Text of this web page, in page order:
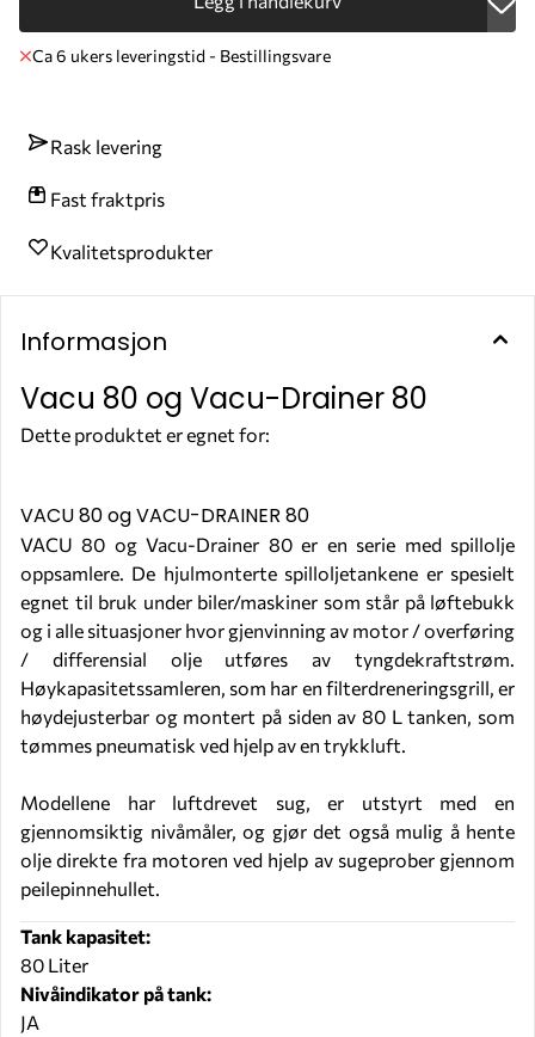
Ca 6 ukers leveringstid - Bestillingsvare
Rask levering
Fast fraktpris
Kvalitetsprodukter
Informasjon
Vacu 80 og Vacu-Drainer 80
Dette produktet er egnet for:
VACU 80 og VACU-DRAINER 80
VACU 80 og Vacu-Drainer 80 er en serie med spillolje
oppsamlere. De hjulmonterte spilloljetankene er spesielt
egnet til bruk under biler/maskiner som står på løftebukk
og i alle situasjoner hvor gjenvinning av motor / overføring
/ differensial olje utføres av tyngdekraftstrøm.
Høykapasitetssamleren, som har en filterdreneringsgrill, er
høydejusterbar og montert på siden av 80 L tanken, som
tømmes pneumatisk ved hjelp av en trykkluft.
Modellene har luftdrevet sug, er utstyrt med en
gjennomsiktig nivåmåler, og gjør det også mulig å hente
olje direkte fra motoren ved hjelp av sugeprober gjennom
peilepinnehullet.
Tank kapasitet:
80 Liter
Nivåindikator på tank:
JA